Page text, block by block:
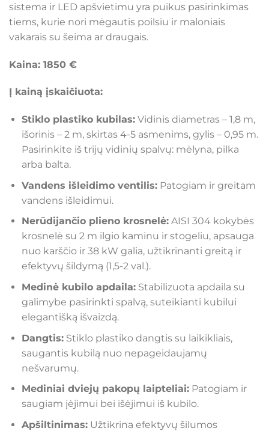
sistema ir LED apšvietimu yra puikus pasirinkimas
tiems, kurie nori mėgautis poilsiu ir maloniais
vakarais su šeima ar draugais.
Kaina: 1850 €
Į kainą įskaičiuota:
Stiklo plastiko kubilas:Vidinis diametras – 1,8 m,
išorinis – 2 m, skirtas 4-5 asmenims, gylis – 0,95 m.
Pasirinkite iš trijų vidinių spalvų: mėlyna, pilka
arba balta.
Vandens išleidimo ventilis:Patogiam ir greitam
vandens išleidimui.
Nerūdijančio plieno krosnelė:AISI 304 kokybės
krosnelė su 2 m ilgio kaminu ir stogeliu, apsauga
nuo karščio ir 38 kW galia, užtikrinanti greitą ir
efektyvų šildymą (1,5-2 val.).
Medinė kubilo apdaila:Stabilizuota apdaila su
galimybe pasirinkti spalvą, suteikianti kubilui
elegantišką išvaizdą.
Dangtis:Stiklo plastiko dangtis su laikikliais,
saugantis kubilą nuo nepageidaujamų
nešvarumų.
Mediniai dviejų pakopų laipteliai:Patogiam ir
saugiam įėjimui bei išėjimui iš kubilo.
Apšiltinimas:Užtikrina efektyvų šilumos